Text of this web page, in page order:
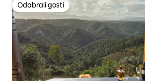
Odabrali gosti
Odabrali gosti